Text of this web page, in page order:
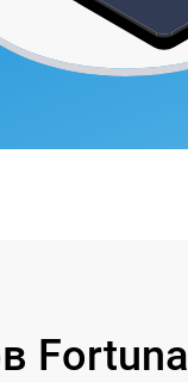
Fortuna